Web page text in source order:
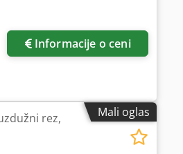
Informacije o ceni
Mali oglas
rez,